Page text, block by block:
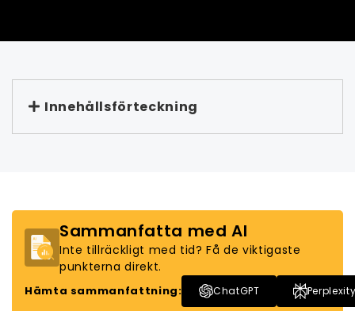
Innehållsförteckning
Sammanfatta med AI
Inte tillräckligt med tid? Få de viktigaste
punkterna direkt.
Hämta sammanfattning: ChatGPT